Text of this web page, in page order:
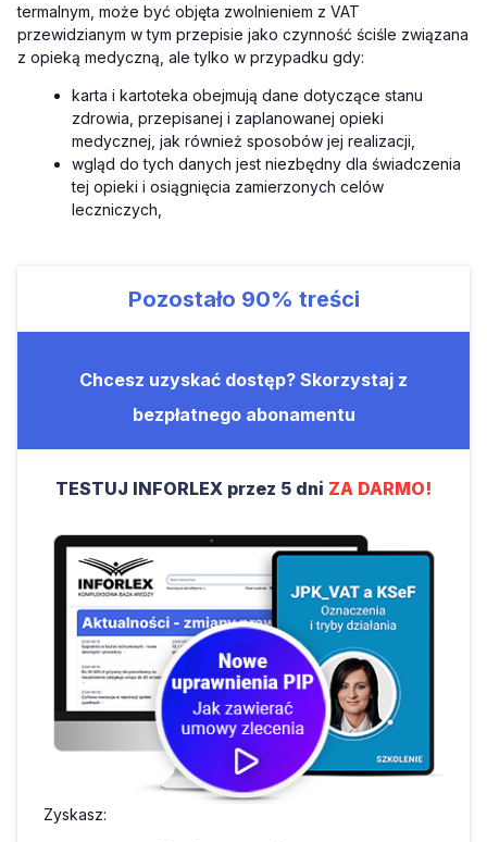
termalnym, może być objęta zwolnieniem z VAT
przewidzianym w tym przepisie jako czynność ściśle związana
z opieką medyczną, ale tylko w przypadku gdy:
karta i kartoteka obejmują dane dotyczące stanu
zdrowia, przepisanej i zaplanowanej opieki
medycznej, jak również sposobów jej realizacji,
wgląd do tych danych jest niezbędny dla świadczenia
tej opieki i osiągnięcia zamierzonych celów
leczniczych,
Pozostało 90% treści
Chcesz uzyskać dostęp? Skorzystaj z
bezpłatnego abonamentu
TESTUJ INFORLEX przez 5 dni ZA DARMO!
Zyskasz: